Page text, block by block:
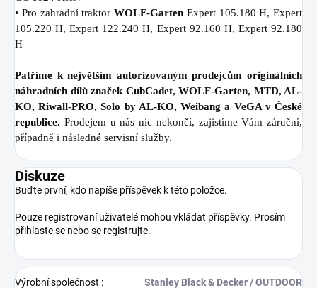
• Pro zahradní traktor WOLF-Garten Expert 105.180 H, Expert
105.220 H, Expert 122.240 H, Expert 92.160 H, Expert 92.180
H
Patříme k největším autorizovaným prodejcům originálních
náhradních dílů značek CubCadet, WOLF-Garten, MTD, AL-
KO, Riwall-PRO, Solo by AL-KO, Weibang a VeGA v České
republice. Prodejem u nás nic nekončí, zajistíme Vám záruční,
případně i následné servisní služby.
Diskuze
Buďte první, kdo napíše příspěvek k této položce.
Pouze registrovaní uživatelé mohou vkládat příspěvky. Prosím
přihlaste se nebo se registrujte.
Výrobní společnost : Stanley Black & Decker / OUTDOOR